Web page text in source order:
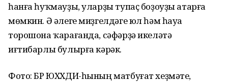
һанға һуҡмауҙы, уларҙы тупаҫ боҙоуҙы атарға
мөмкин. Ә әлеге миҙгелдәге юл һәм һауа
торошона ҡарағанда, сәфәрҙә икеләтә
иғтибарлы булырға кәрәк.
Фото: БР ЮХХДИ-һының матбуғат хеҙмәте,